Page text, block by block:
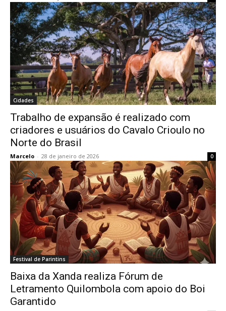
Cidades
Trabalho de expansão é realizado com
criadores e usuários do Cavalo Crioulo no
Norte do Brasil
Marcelo - 28 de janeiro de 2026 0
Festival de Parintins
Baixa da Xanda realiza Fórum de
Letramento Quilombola com apoio do Boi
Garantido